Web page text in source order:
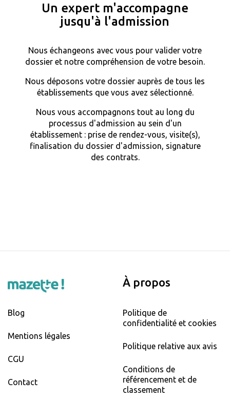
Un expert m'accompagne
jusqu'à l'admission
Nous échangeons avec vous pour valider votre
dossier et notre compréhension de votre besoin.
Nous déposons votre dossier auprès de tous les
établissements que vous avez sélectionné.
Nous vous accompagnons tout au long du
processus d'admission au sein d'un
établissement : prise de rendez-vous, visite(s),
finalisation du dossier d'admission, signature
des contrats.
Blog
Mentions légales
CGU
Contact
À propos
Politique de
confidentialité et cookies
Politique relative aux avis
Conditions de
référencement et de
classement